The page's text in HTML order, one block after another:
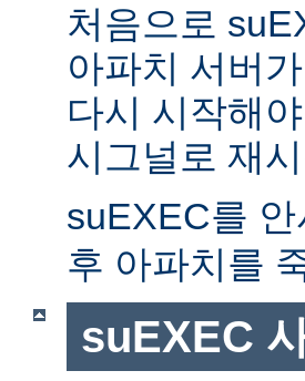
처음으로
아파치 서버
다시 시작해
시그널로 재
suEXEC를
후 아파치를
suEXEC